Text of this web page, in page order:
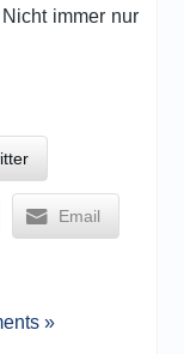
immer nur
Email
»